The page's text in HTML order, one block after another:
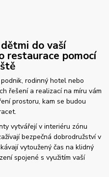
do vaší
restaurace pomocí
rodinný hotel nebo
řešení a realizací na míru vám
prostoru, kam se budou
vytvářejí v interiéru zónu
bezpečná dobrodružství v
vytoužený čas na klidný
spojené s využitím vaší